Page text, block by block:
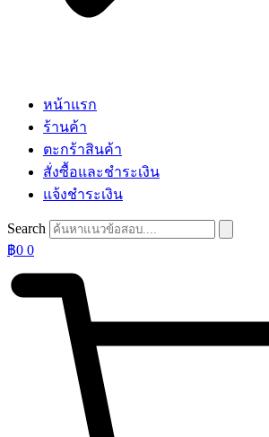
หน้าแรก
ร้านค้า
ตะกร้าสินค้า
สั่งซื้อและชำระเงิน
แจ้งชำระเงิน
Search
฿0 0